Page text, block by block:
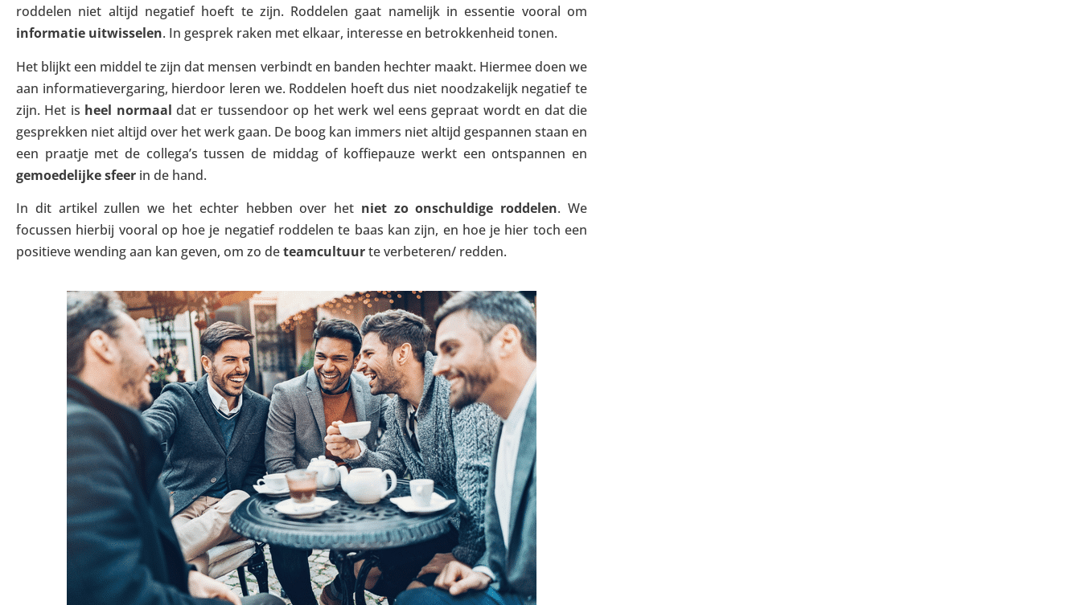
roddelen niet altijd negatief hoeft te zijn. Roddelen gaat namelijk in essentie vooral om
informatie uitwisselen. In gesprek raken met elkaar, interesse en betrokkenheid tonen.
Het blijkt een middel te zijn dat mensen verbindt en banden hechter maakt. Hiermee doen we
aan informatievergaring, hierdoor leren we. Roddelen hoeft dus niet noodzakelijk negatief te
zijn. Het is heel normaaldat er tussendoor op het werk wel eens gepraat wordt en dat die
gesprekken niet altijd over het werk gaan. De boog kan immers niet altijd gespannen staan en
een praatje met de collega’s tussen de middag of koffiepauze werkt een ontspannen en
gemoedelijke sfeer in de hand.
In dit artikel zullen we het echter hebben over het niet zo onschuldige roddelen. We
focussen hierbij vooral op hoe je negatief roddelen te baas kan zijn, en hoe je hier toch een
positieve wending aan kan geven, om zo deteamcultuurte verbeteren/ redden.